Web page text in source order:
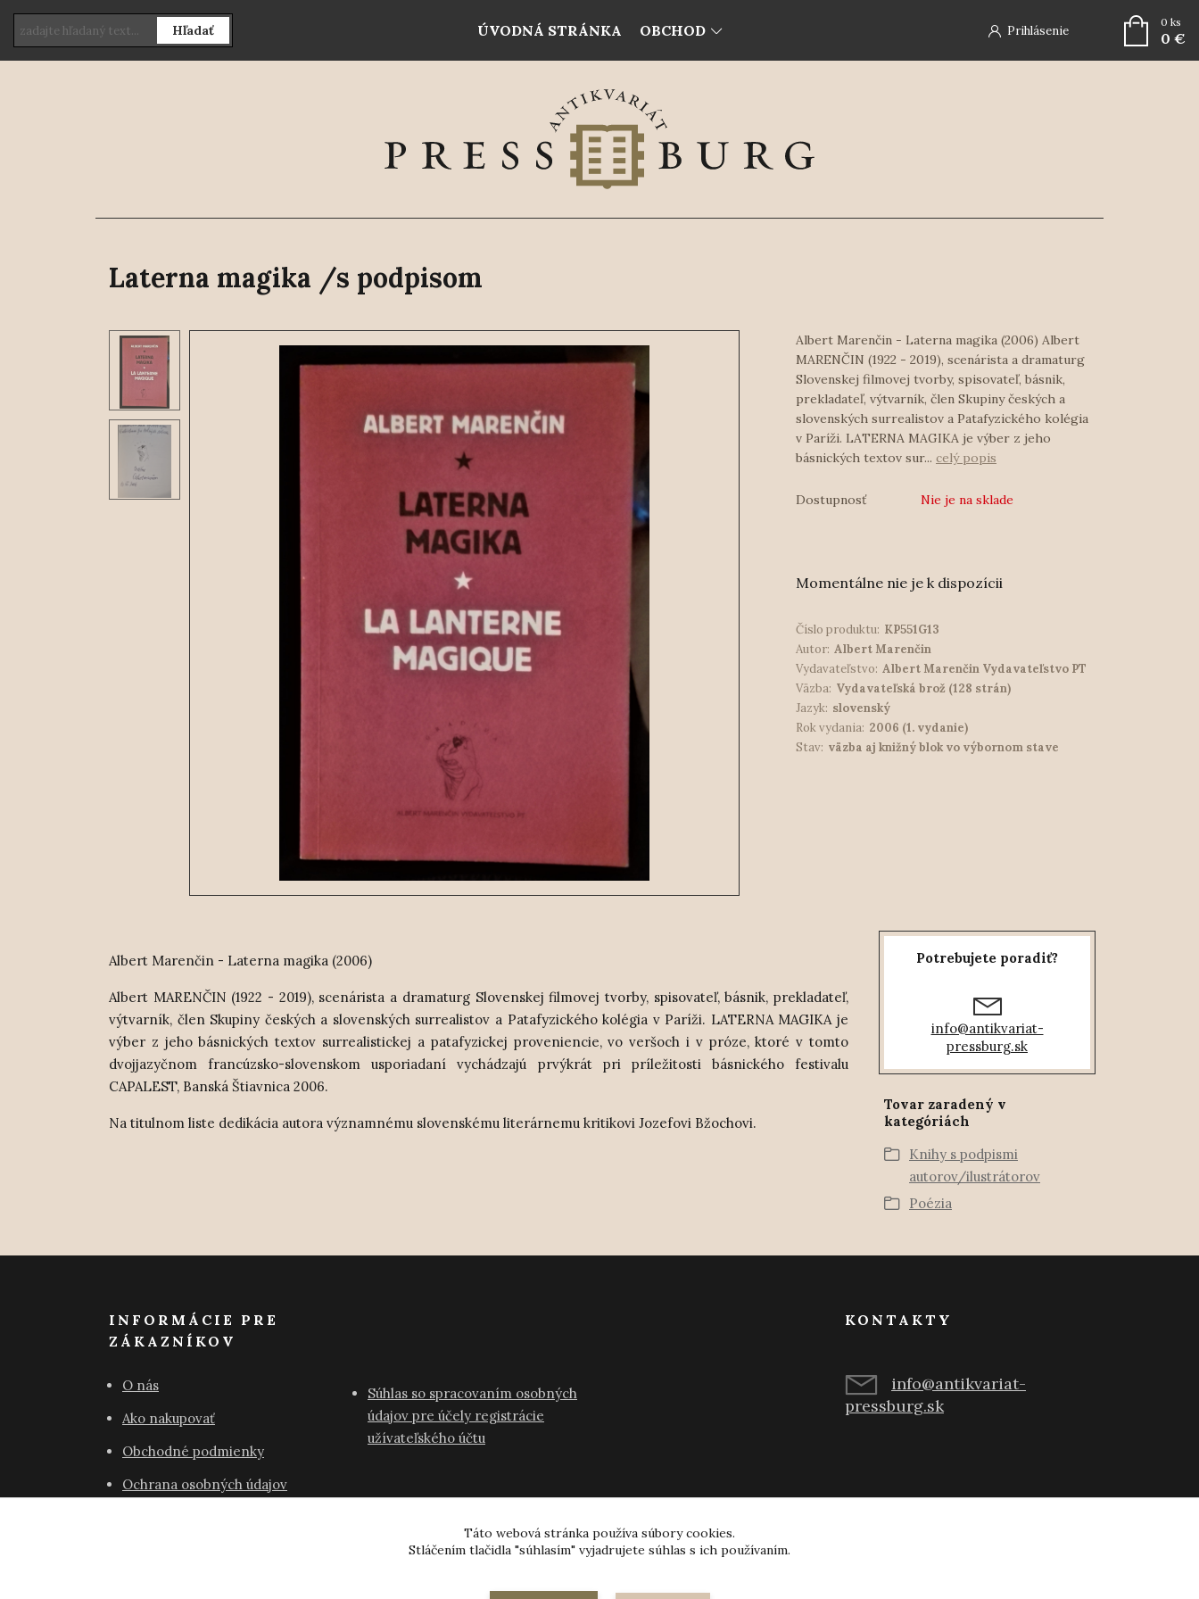
ÚVODNÁ STRÁNKA OBCHOD Prihlásenie
Hľadať
0 ks
0 €
Laterna magika /s podpisom
Albert Marenčin - Laterna magika (2006) Albert
MARENČIN (1922 - 2019), scenárista a dramaturg
Slovenskej filmovej tvorby, spisovateľ, básnik,
prekladateľ, výtvarník, člen Skupiny českých a
slovenských surrealistov a Patafyzického kolégia
v Paríži. LATERNA MAGIKA je výber z jeho
básnických textov sur... celý popis
Dostupnosť Nie je na sklade
Momentálne nie je k dispozícii
Číslo produktu: KP551G13
Autor: Albert Marenčin
Vydavateľstvo: Albert Marenčin Vydavateľstvo PT
Väzba: Vydavateľská brož (128 strán)
Jazyk: slovenský
Rok vydania: 2006 (1. vydanie)
Stav: väzba aj knižný blok vo výbornom stave
Albert Marenčin - Laterna magika (2006)
Albert MARENČIN (1922 - 2019), scenárista a dramaturg Slovenskej filmovej tvorby, spisovateľ, básnik, prekladateľ,
výtvarník, člen Skupiny českých a slovenských surrealistov a Patafyzického kolégia v Paríži. LATERNA MAGIKA je
výber z jeho básnických textov surrealistickej a patafyzickej proveniencie, vo veršoch i v próze, ktoré v tomto
dvojjazyčnom francúzsko-slovenskom usporiadaní vychádzajú prvýkrát pri príležitosti básnického festivalu
CAPALEST, Banská Štiavnica 2006.
Na titulnom liste dedikácia autora významnému slovenskému literárnemu kritikovi Jozefovi Bžochovi.
Potrebujete poradiť?
info@antikvariat-
pressburg.sk
Tovar zaradený v
kategóriách
Knihy s podpismi
autorov/ilustrátorov
Poézia
INFORMÁCIE PRE
ZÁKAZNÍKOV
O nás
Ako nakupovať
Obchodné podmienky
Ochrana osobných údajov
Súhlas so spracovaním osobných
údajov pre účely registrácie
užívateľského účtu
KONTAKTY
info@antikvariat-
pressburg.sk
Táto webová stránka používa súbory cookies.
Stláčením tlačidla "súhlasím" vyjadrujete súhlas s ich používaním.